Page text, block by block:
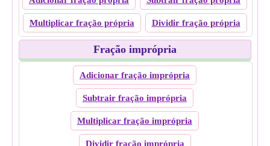
Multiplicar fração própria Dividir fração própria
Fração imprópria
Adicionar fração imprópria
Subtrair fração imprópria
Multiplicar fração imprópria
Dividir fração imprópria